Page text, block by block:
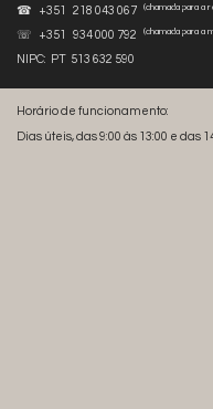
☎ +351 218 043 067
(chamada para a
☏ +351 934 000 792 (chamada para a
NIPC: PT 513 632 590
Horário de funcionamento:
Dias úteis, das 9:00 às 13:00 e das